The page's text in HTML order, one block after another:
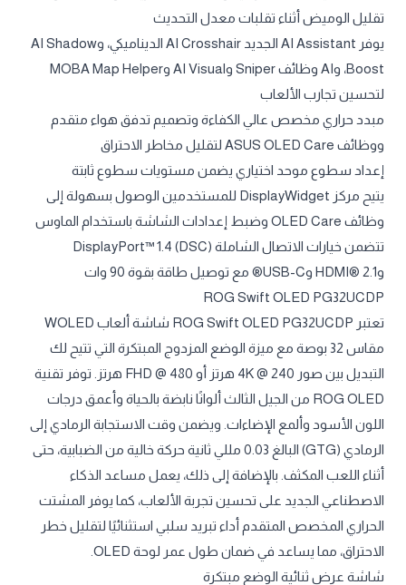
تقليل الوميض أثناء تقلبات معدل التحديث
يوفر AI Assistant الجديد AI Crosshair الديناميكي، وAI Shadow
Boost، وAI وظائف Sniper وAI Visual وMOBA Map Helper
لتحسين تجارب الألعاب
مبدد حراري مخصص عالي الكفاءة وتصميم تدفق هواء متقدم
ووظائف ASUS OLED Care لتقليل مخاطر الاحتراق
إعداد سطوع موحد اختياري يضمن مستويات سطوع ثابتة
يتيح مركز DisplayWidget للمستخدمين الوصول بسهولة إلى
وظائف OLED Care وضبط إعدادات الشاشة باستخدام الماوس
تتضمن خيارات الاتصال الشاملة DisplayPort™ 1.4 (DSC)
وHDMI® 2.1 وUSB-C® مع توصيل طاقة بقوة 90 وات
ROG Swift OLED PG32UCDP
تعتبر ROG Swift OLED PG32UCDP شاشة ألعاب WOLED
مقاس 32 بوصة مع ميزة الوضع المزدوج المبتكرة التي تتيح لك
التبديل بين صور 4K @ 240 هرتز أو FHD @ 480 هرتز. توفر تقنية
ROG OLED من الجيل الثالث ألوانًا نابضة بالحياة وأعمق درجات
اللون الأسود وألمع الإضاءات. ويضمن وقت الاستجابة الرمادي إلى
الرمادي (GTG) البالغ 0.03 مللي ثانية حركة خالية من الضبابية، حتى
أثناء اللعب المكثف. بالإضافة إلى ذلك، يعمل مساعد الذكاء
الاصطناعي الجديد على تحسين تجربة الألعاب، كما يوفر المشتت
الحراري المخصص المتقدم أداء تبريد سلبي استثنائيًا لتقليل خطر
الاحتراق، مما يساعد في ضمان طول عمر لوحة OLED.
شاشة عرض ثنائية الوضع مبتكرة